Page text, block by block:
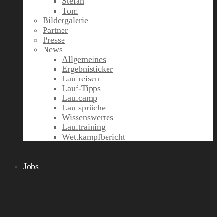
Tom
Bildergalerie
Partner
Presse
News
Allgemeines
Ergebnisticker
Laufreisen
Lauf-Tipps
Laufcamp
Laufsprüche
Wissenswertes
Lauftraining
Wettkampfbericht
Jobs